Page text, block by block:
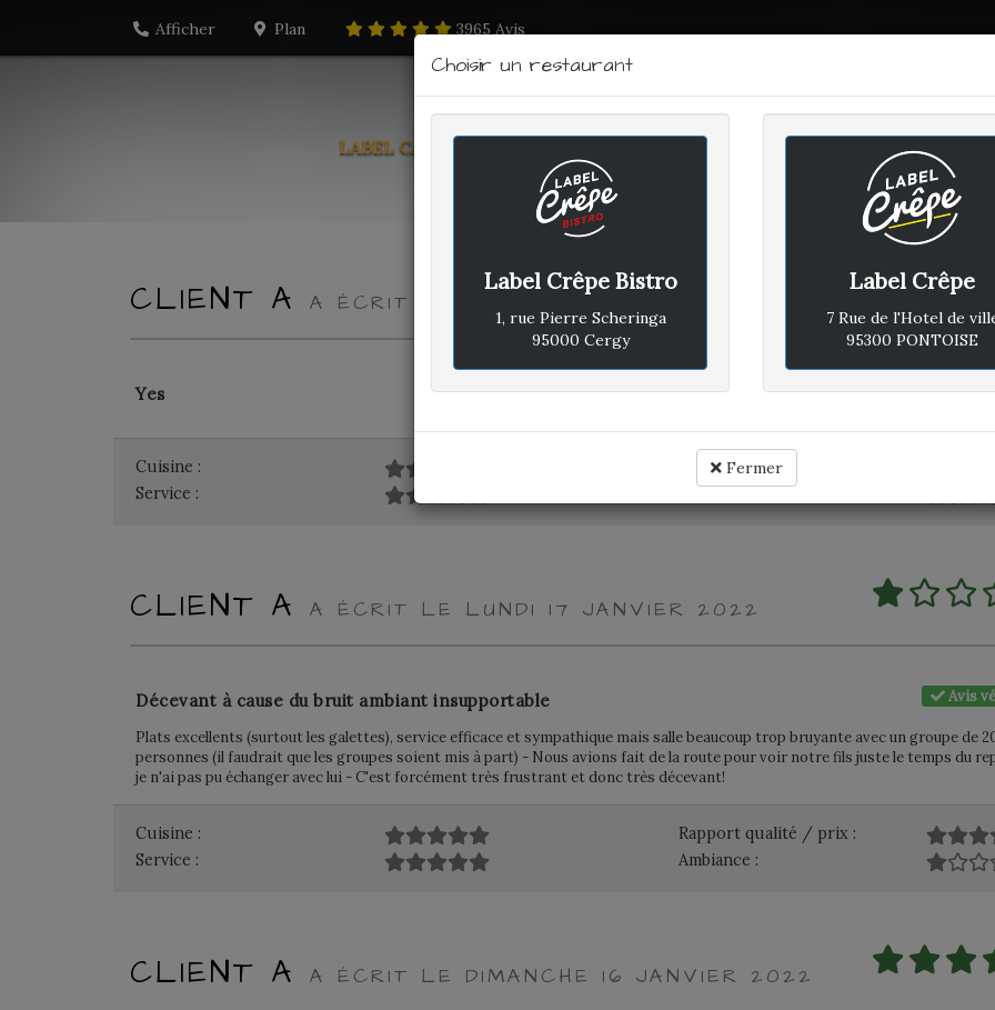
Afficher Plan 3965 Avis
LABEL CRÊPE - BISTRO
LABEL CARTE CONTACTEZ-
CLIENT A A ÉCRIT LE MARDI 18 JANVIER 2022
Avis
Yes
Cuisine :
Rapport qualité / prix :
Service :
Ambiance :
CLIENT A A ÉCRIT LE LUNDI 17 JANVIER 2022
Avis
Décevant à cause du bruit ambiant insupportable
Plats excellents (surtout les galettes), service efficace et sympathique mais salle beaucoup trop bruyante avec un groupe de
personnes (il faudrait que les groupes soient mis à part) - Nous avions fait de la route pour voir notre fils juste le temps du
je n'ai pas pu échanger avec lui - C'est forcément très frustrant et donc très décevant!
Cuisine :
Rapport qualité / prix :
Service :
Ambiance :
CLIENT A A ÉCRIT LE DIMANCHE 16 JANVIER 2022
Choisir un restaurant
Label Crêpe Bistro
1, rue Pierre Scheringa
95000 Cergy
Label Crêpe
7 Rue de l'Hotel de
95300 PONTOISE
Fermer